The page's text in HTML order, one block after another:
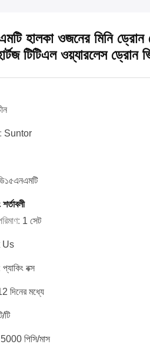
হালকা ওজনের মিনি ড্রোন
টিটিএল ওয়্যারলেস ড্রোন
Suntor
1 সেট
Us
প্যাকিং বক্স
দিনের মধ্যে
টি
5000 পিসি/মাস